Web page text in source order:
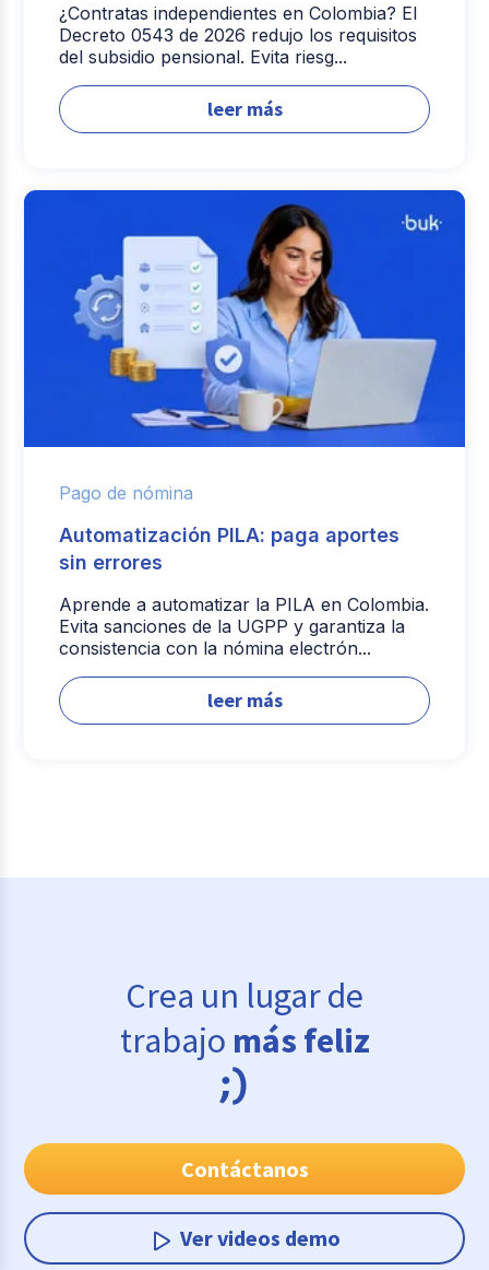
¿Contratas independientes en Colombia? El
Decreto 0543 de 2026 redujo los requisitos
del subsidio pensional. Evita riesg...
leer más
Pago de nómina
Automatización PILA: paga aportes
sin errores
Aprende a automatizar la PILA en Colombia.
Evita sanciones de la UGPP y garantiza la
consistencia con la nómina electrón...
leer más
Crea un lugar de
trabajo más feliz
Contáctanos
Ver videos demo